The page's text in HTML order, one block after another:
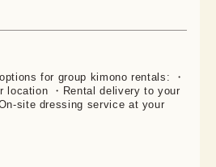
for group kimono rentals: ・
location ・Rental delivery to your
site dressing service at your